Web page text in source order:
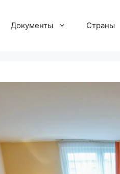
Документы Страны